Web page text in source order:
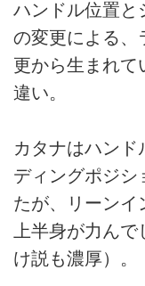
ハンドル位置と
の変更による、
更から生まれて
違い。
カタナはハンド
ディングポジシ
たが、リーンイ
上半身が力ん
け説も濃厚）。